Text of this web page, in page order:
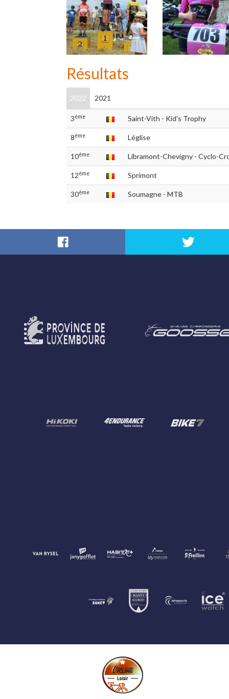
Résultats
2022 2021
3ème Saint-Vith - Kid's Trophy
8ème Léglise
10ème Libramont-Chevigny - Cyclo-
12ème Sprimont
30ème Soumagne - MTB